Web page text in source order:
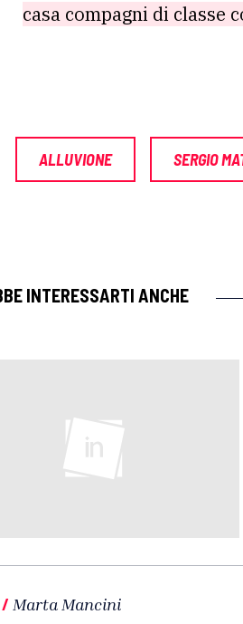
casa compagni di classe
ALLUVIONE SERGIO
INTERESSARTI ANCHE
/ Marta Mancini